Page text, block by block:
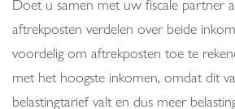
aftrekposten verdelen over beide
voordelig om aftrekposten toe te
met het hoogste inkomen, omdat dit
belastingtarief valt en dus meer